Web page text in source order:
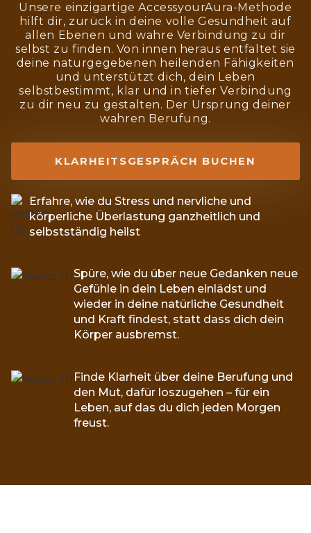
Unsere einzigartige AccessyourAura-Methode
hilft dir, zurück in deine volle Gesundheit auf
allen Ebenen und wahre Verbindung zu dir
selbst zu finden. Von innen heraus entfaltet sie
deine naturgegebenen heilenden Fähigkeiten
und unterstützt dich, dein Leben
selbstbestimmt, klar und in tiefer Verbindung
zu dir neu zu gestalten. Der Ursprung deiner
wahren Berufung.
KLARHEITSGESPRÄCH BUCHEN
Erfahre, wie du Stress und nervliche und
körperliche Überlastung ganzheitlich und
selbstständig heilst
Spüre, wie du über neue Gedanken neue
Gefühle in dein Leben einlädst und
wieder in deine natürliche Gesundheit
und Kraft findest, statt dass dich dein
Körper ausbremst.
Finde Klarheit über deine Berufung und
den Mut, dafür loszugehen – für ein
Leben, auf das du dich jeden Morgen
freust.